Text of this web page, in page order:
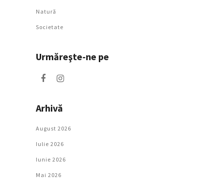
Natură
Societate
Urmăreşte-ne pe
Arhivă
August 2026
Iulie 2026
Iunie 2026
Mai 2026